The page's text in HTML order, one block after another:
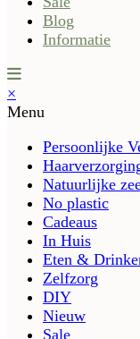
Blog
Informatie
×
Menu
Persoonlijke
Natuurlijke
No plastic
Cadeaus
In Huis
Eten &
Zelfzorg
DIY
Nieuw
Sale